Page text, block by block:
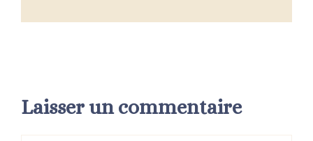
Laisser un commentaire